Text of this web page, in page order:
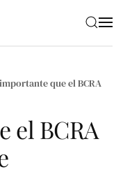
que el BCRA
el BCRA